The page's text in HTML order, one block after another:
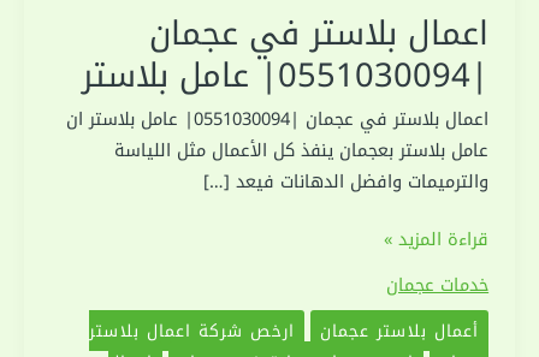
اعمال بلاستر في عجمان
|0551030094| عامل بلاستر
اعمال بلاستر في عجمان |0551030094| عامل بلاستر ان
عامل بلاستر بعجمان ينفذ كل الأعمال مثل اللياسة
والترميمات وافضل الدهانات فيعد […]
اعمال
بلاستر
في
عجمان
قراءة المزيد »
خدمات عجمان
أعمال بلاستر عجمان
ارخص شركة اعمال بلاستر